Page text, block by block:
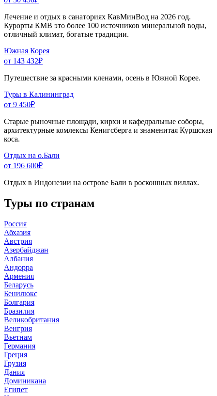
Лечение и отдых в санаториях КавМинВод на 2026 год.
Курорты КМВ это более 100 источников минеральной воды,
отличный климат, богатые традиции.
Южная Корея
от 143 432₽
Путешествие за красными кленами, осень в Южной Корее.
Туры в Калининград
от 9 450₽
Старые рыночные площади, кирхи и кафедральные соборы,
архитектурные комлексы Кенигсберга и знаменитая Куршская
коса.
Отдых на о.Бали
от 196 600₽
Отдых в Индонезии на острове Бали в роскошных виллах.
Туры по странам
Россия
Абхазия
Австрия
Азербайджан
Албания
Андорра
Армения
Беларусь
Бенилюкс
Болгария
Бразилия
Великобритания
Венгрия
Вьетнам
Германия
Греция
Грузия
Дания
Доминикана
Египет